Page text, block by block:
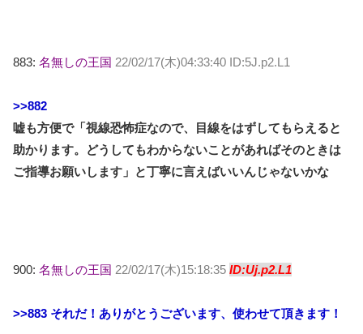
883: 名無しの王国 22/02/17(木)04:33:40 ID:5J.p2.L1
>>882
嘘も方便で「視線恐怖症なので、目線をはずしてもらえると
助かります。どうしてもわからないことがあればそのときは
ご指導お願いします」と丁寧に言えばいいんじゃないかな
900: 名無しの王国 22/02/17(木)15:18:35 ID:Uj.p2.L1
>>883 それだ！ありがとうございます、使わせて頂きます！